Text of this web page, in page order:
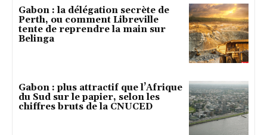
Gabon : la délégation secrète de
Perth, ou comment Libreville
tente de reprendre la main sur
Belinga
Gabon : plus attractif que l’Afrique
du Sud sur le papier, selon les
chiffres bruts de la CNUCED